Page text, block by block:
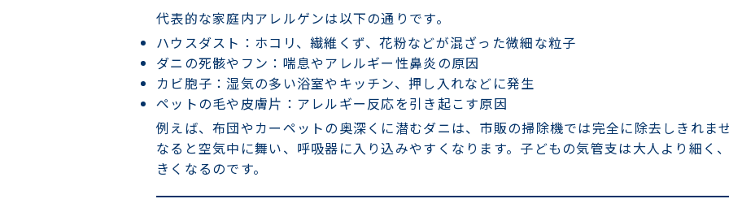
代表的な家庭内アレルゲンは以下の通りです。
ハウスダスト ：ホコリ、繊維くず、花粉などが混ざった微細な粒子
ダニの死骸やフン ：喘息やアレルギー性鼻炎の原因
カビ胞子 ：湿気の多い浴室やキッチン、押し入れなどに発生
ペットの毛や皮膚片 ：アレルギー反応を引き起こす原因
例えば、布団やカーペットの奥深くに潜むダニは、市販の掃除機では完全に除去しきれま
なると空気中に舞い、呼吸器に入り込みやすくなります。子どもの気管支は大人より細く
きくなるのです。